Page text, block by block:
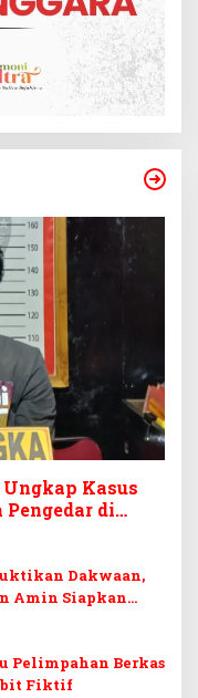
Kasus
Pengedar di
Dakwaan,
Amin Siapkan
Bebas
Pelimpahan Berkas
Fiktif